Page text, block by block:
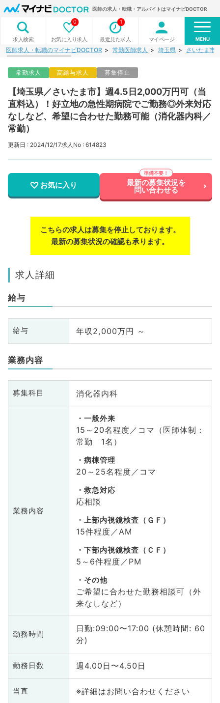
医師の求人・転職・アルバイトはマイナビDOCTOR
求人検索 お気に入り求人
0
最近見た求人
1
マイページ MENU
医師求人・転職のマイナビDOCTOR 常勤医師求人 埼玉県 さいたま市
常勤求人 高給与求人 募集停止
【埼玉県／さいたま市】週4.5日2,000万円可（当
直料込）！好立地の急性期病院でご勤務◎外来対応
なしなど、希望に合わせた勤務可能（消化器内科／
常勤）
更新日 : 2024/12/17求人No : 614823
お気に入り 最新の募集状況を
問い合わせる
こちらの求人は募集を停止しております。
最新の募集状況の確認も承ります。
求人詳細
給与
給与 年収2,000万円 ～
業務内容
募集科目 消化器内科
業務内容
一般外来
15～20名程度／コマ（医師体制：
常勤 1名）
病棟管理
20～25名程度／コマ
救急対応
応相談
上部内視鏡検査（ＧＦ）
15件程度／AM
下部内視鏡検査（ＣＦ）
5～6件程度／PM
その他
ご希望に合わせた勤務相談可（外
来なしなど）
勤務時間
日勤:09:00〜17:00 (休憩時間: 60
分)
勤務日数 週4.00日〜4.50日
当直 ※詳細はお問い合わせください